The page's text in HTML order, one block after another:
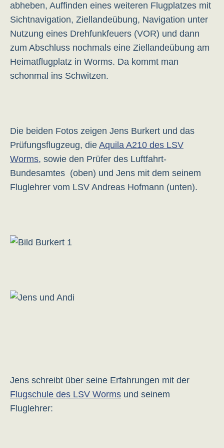
abheben, Auffinden eines weiteren Flugplatzes mit
Sichtnavigation, Ziellandeübung, Navigation unter
Nutzung eines Drehfunkfeuers (VOR) und dann
zum Abschluss nochmals eine Ziellandeübung am
Heimatflugplatz in Worms. Da kommt man
schonmal ins Schwitzen.
Die beiden Fotos zeigen Jens Burkert und das
Prüfungsflugzeug, die Aquila A210 des LSV
Worms, sowie den Prüfer des Luftfahrt-
Bundesamtes (oben) und Jens mit dem seinem
Fluglehrer vom LSV Andreas Hofmann (unten).
Jens schreibt über seine Erfahrungen mit der
Flugschule des LSV Worms und seinem
Fluglehrer: